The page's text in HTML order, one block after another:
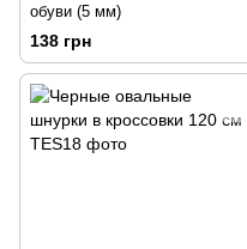
обуви (5 мм)
138 грн